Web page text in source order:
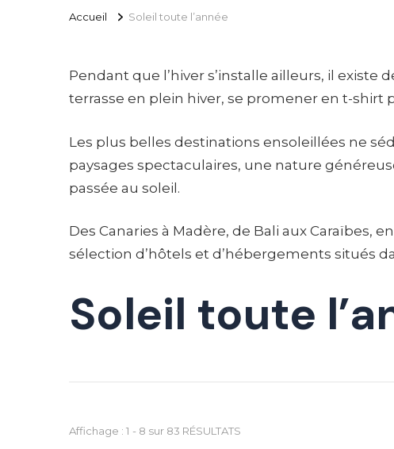
Accueil Soleil toute l’année
Pendant que l’hiver s’installe ailleurs, il
terrasse en plein hiver, se promener en t-shirt
Les plus belles destinations ensoleillées ne
paysages spectaculaires, une nature
passée au soleil.
Des Canaries à Madère, de Bali aux Caraïbes,
sélection d’hôtels et d’hébergements situés
Soleil toute
Affichage : 1 - 8 sur 83 RÉSULTATS